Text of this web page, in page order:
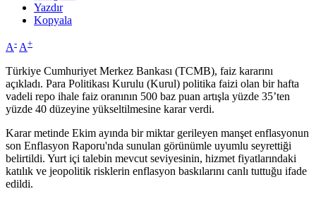
Yazdır
Kopyala
A- A+
Türkiye Cumhuriyet Merkez Bankası (TCMB), faiz kararını
açıkladı. Para Politikası Kurulu (Kurul) politika faizi olan bir hafta
vadeli repo ihale faiz oranının 500 baz puan artışla yüzde 35’ten
yüzde 40 düzeyine yükseltilmesine karar verdi.
Karar metinde Ekim ayında bir miktar gerileyen manşet enflasyonun
son Enflasyon Raporu'nda sunulan görünümle uyumlu seyrettiği
belirtildi. Yurt içi talebin mevcut seviyesinin, hizmet fiyatlarındaki
katılık ve jeopolitik risklerin enflasyon baskılarını canlı tuttuğu ifade
edildi.